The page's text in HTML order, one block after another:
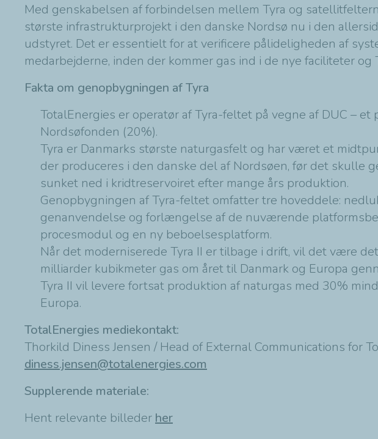
Med genskabelsen af forbindelsen mellem Tyra og
største infrastrukturprojekt i den danske Nordsø nu i den
udstyret. Det er essentielt for at verificere pålideligheden af
medarbejderne, inden der kommer gas ind i de nye faciliteter
Fakta om genopbygningen af Tyra
TotalEnergies er operatør af Tyra-feltet på vegne af DUC –
Nordsøfonden (20%).
Tyra er Danmarks største naturgasfelt og har været et
der produceres i den danske del af Nordsøen, før det skulle
sunket ned i kridtreservoiret efter mange års produktion.
Genopbygningen af Tyra-feltet omfatter tre hoveddele:
genanvendelse og forlængelse af de nuværende
procesmodul og en ny beboelsesplatform.
Når det moderniserede Tyra II er tilbage i drift, vil det være
milliarder kubikmeter gas om året til Danmark og Europa
Tyra II vil levere fortsat produktion af naturgas med 30%
Europa.
TotalEnergies mediekontakt:
Thorkild Diness Jensen / Head of External Communications for
diness.jensen@totalenergies.com
Supplerende materiale:
Hent relevante billeder her